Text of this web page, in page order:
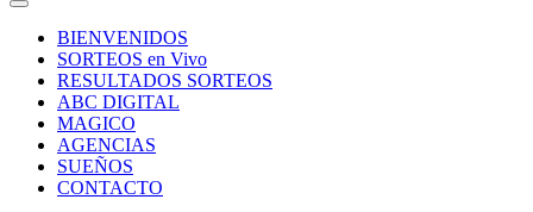
BIENVENIDOS
SORTEOS en Vivo
RESULTADOS SORTEOS
ABC DIGITAL
MAGICO
AGENCIAS
SUEÑOS
CONTACTO